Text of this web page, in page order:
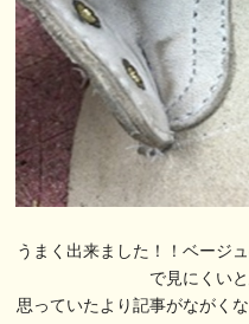
うまく出来ました！！ベージ
で見にくい
思っていたより記事がながく